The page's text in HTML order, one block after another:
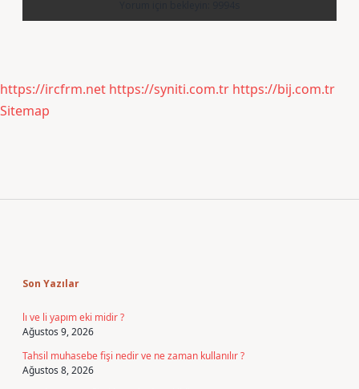
https://ircfrm.net https://syniti.com.tr https://bij.com.tr
Sitemap
Son Yazılar
lı ve li yapım eki midir ?
Ağustos 9, 2026
Tahsil muhasebe fişi nedir ve ne zaman kullanılır ?
Ağustos 8, 2026